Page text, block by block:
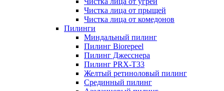
Чистка лица от прыщей
Чистка лица от комедонов
Пилинги
Миндальный пилинг
Пилинг Biorepeel
Пилинг Джесснера
Пилинг PRX-T33
Желтый ретиноловый пилинг
Срединный пилинг